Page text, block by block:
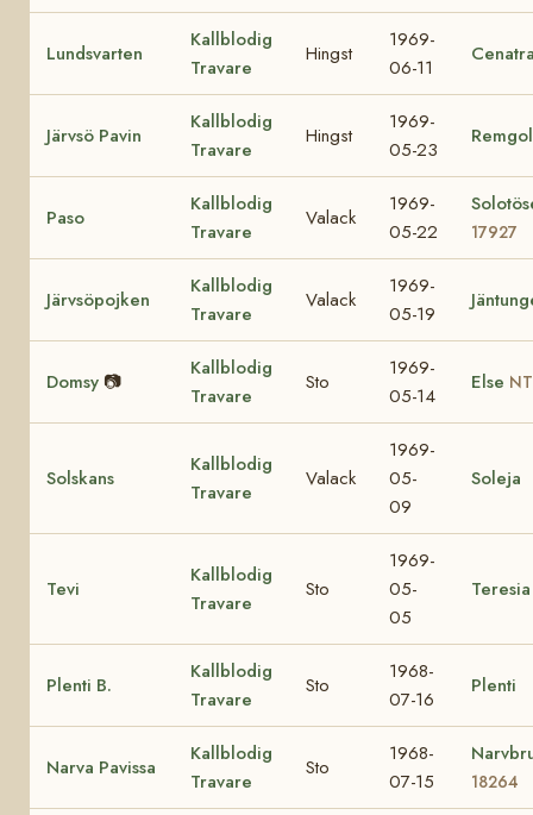
Lundsvarten
Kallblodig
Travare
Hingst
1969-
06-11
Järvsö Pavin
Kallblodig
Travare
Hingst
1969-
05-23
Paso
Kallblodig
Travare
Valack
1969-
05-22
17927
Järvsöpojken
Kallblodig
Travare
Valack
1969-
05-19
Domsy 📷
Kallblodig
Travare
Sto
1969-
05-14
Else
Solskans
Kallblodig
Travare
Valack
1969-
05-
09
Soleja
Tevi
Kallblodig
Travare
Sto
1969-
05-
05
Teresia
Plenti B.
Kallblodig
Travare
Sto
1968-
07-16
Plenti
Narva Pavissa
Kallblodig
Travare
Sto
1968-
07-15
18264